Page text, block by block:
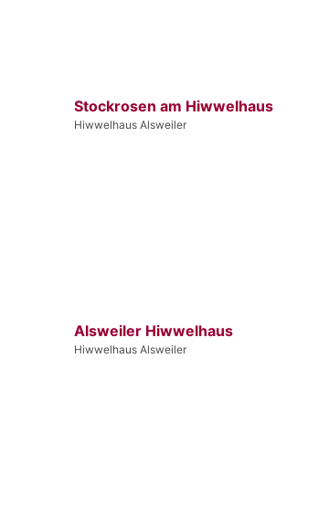
Stockrosen am Hiwwelhaus
Hiwwelhaus Alsweiler
Alsweiler Hiwwelhaus
Hiwwelhaus Alsweiler